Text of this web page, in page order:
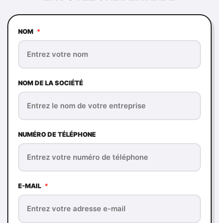
NOM *
NOM DE LA SOCIÉTÉ
NUMÉRO DE TÉLÉPHONE
E-MAIL *